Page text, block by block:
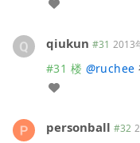
qiukun #31 2013
#31 楼 @ruchee
personball #32